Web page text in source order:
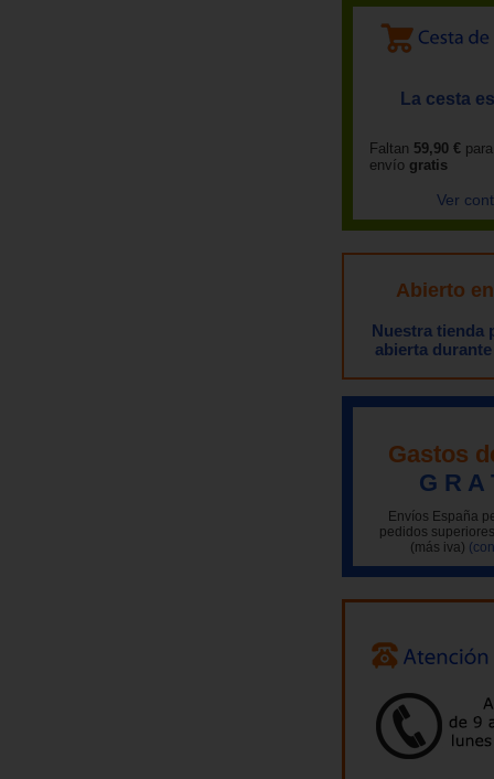
La cesta
Faltan 59,90 €
envío gratis
Ver
Abierto
Nuestra tienda
abierta
Gastos
G R A
Envíos España
pedidos
(más iva)